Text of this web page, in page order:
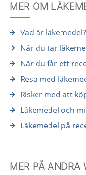
MER OM
Vad är läkemedel?
När du tar
När du får ett
Resa med
Risker med att
Läkemedel och
Läkemedel på
MER PÅ ANDRA